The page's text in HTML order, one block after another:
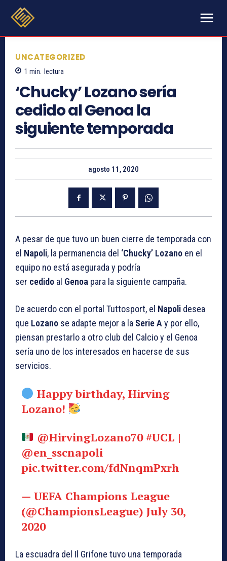
UNCATEGORIZED
1 min. lectura
‘Chucky’ Lozano sería
cedido al Genoa la
siguiente temporada
agosto 11, 2020
A pesar de que tuvo un buen cierre de temporada con
el Napoli, la permanencia del ‘Chucky’ Lozano en el
equipo no está asegurada y podría
ser cedido al Genoa para la siguiente campaña.
De acuerdo con el portal Tuttosport, el Napoli desea
que Lozano se adapte mejor a la Serie A y por ello,
piensan prestarlo a otro club del Calcio y el Genoa
sería uno de los interesados en hacerse de sus
servicios.
Happy birthday, Hirving
Lozano!
@HirvingLozano70 #UCL |
@en_sscnapoli
pic.twitter.com/fdNnqmPxrh
— UEFA Champions League
(@ChampionsLeague) July 30,
2020
La escuadra del Il Grifone tuvo una temporada